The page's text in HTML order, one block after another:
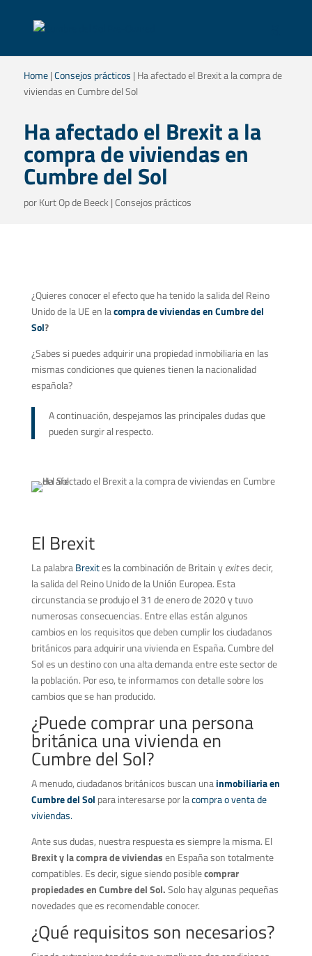
Home|Consejos prácticos | Ha afectado el Brexit a la compra de
viviendas en Cumbre del Sol
Ha afectado el Brexit a la
compra de viviendas en
Cumbre del Sol
porKurt Op de Beeck | Consejos prácticos
¿Quieres conocer el efecto que ha tenido la salida del Reino
Unido de la UE en lacompra de viviendas en Cumbre del
Sol?
¿Sabes si puedes adquirir una propiedad inmobiliaria en las
mismas condiciones que quienes tienen la nacionalidad
española?
A continuación, despejamos las principales dudas que
pueden surgir al respecto.
El Brexit
La palabraBrexites la combinación de Britain yexites decir,
la salida del Reino Unido de la Unión Europea. Esta
circunstancia se produjo el 31 de enero de 2020 y tuvo
numerosas consecuencias. Entre ellas están algunos
cambios en los requisitos que deben cumplir los ciudadanos
británicos para adquirir una vivienda en España. Cumbre del
Sol es un destino con una alta demanda entre este sector de
la población. Por eso, te informamos con detalle sobre los
cambios que se han producido.
¿Puede comprar una persona
británica una vivienda en
Cumbre del Sol?
A menudo, ciudadanos británicos buscan unainmobiliaria en
Cumbre del Sol para interesarse por lacompra o venta de
viviendas.
Ante sus dudas, nuestra respuesta es siempre la misma. El
Brexit y la compra de viviendasen España son totalmente
compatibles. Es decir, sigue siendo posiblecomprar
propiedades en Cumbre del Sol.Solo hay algunas pequeñas
novedades que es recomendable conocer.
¿Qué requisitos son necesarios?